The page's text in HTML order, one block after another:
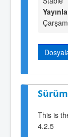
This is
4.2.5